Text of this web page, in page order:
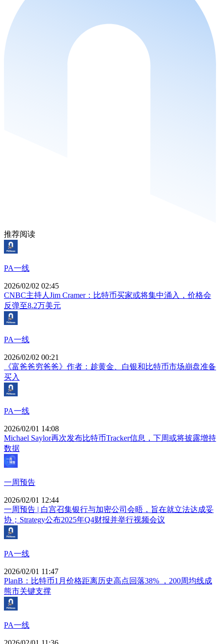
推荐阅读
PA一线
2026/02/02 02:45
CNBC主持人Jim Cramer：比特币买家或将集中涌入，价格会
反弹至8.2万美元
PA一线
2026/02/02 00:21
《富爸爸穷爸爸》作者：趁黄金、白银和比特币市场崩盘准备
买入
PA一线
2026/02/01 14:08
Michael Saylor再次发布比特币Tracker信息，下周或将披露增持
数据
一周预告
2026/02/01 12:44
一周预告 | 白宫召集银行与加密公司会晤，旨在就立法达成妥
协；Strategy公布2025年Q4财报并举行视频会议
PA一线
2026/02/01 11:47
PlanB：比特币1月价格距离历史高点回落38% ，200周均线成
熊市关键支撑
PA一线